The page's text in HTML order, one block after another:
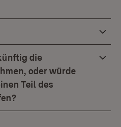
die
oder würde
Teil des